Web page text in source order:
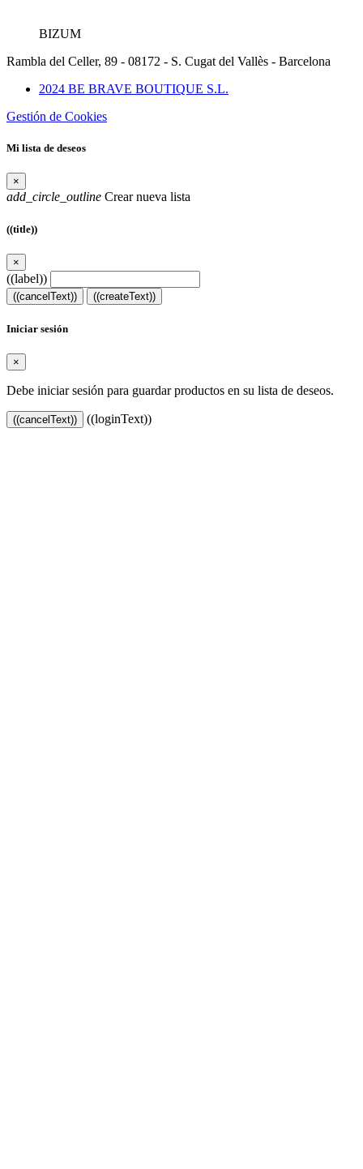
BIZUM
Rambla del Celler, 89 - 08172 - S. Cugat del Vallès - Barcelona
2024 BE BRAVE BOUTIQUE S.L.
Gestión de Cookies
Mi lista de deseos
×
add_circle_outline Crear nueva lista
((title))
×
((label))
((cancelText)) ((createText))
Iniciar sesión
×
Debe iniciar sesión para guardar productos en su lista de deseos.
((cancelText)) ((loginText))